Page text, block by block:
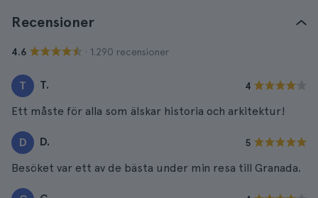
Recensioner
4.6 · 1.290 recensioner
T T. 4
Ett måste för alla som älskar historia och arkitektur!
D D. 5
Besöket var ett av de bästa under min resa till Granada.